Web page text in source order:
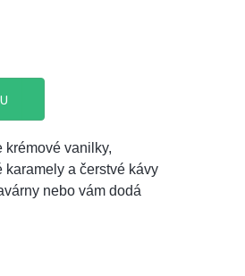
krémové vanilky,
karamely a čerstvé kávy
nebo vám dodá